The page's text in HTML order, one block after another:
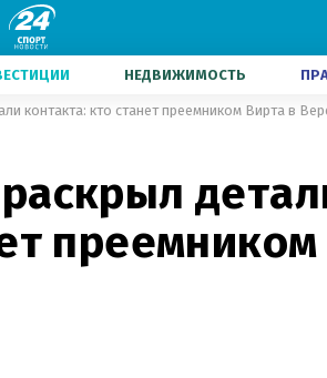
НЕДВИЖИМОСТЬ
контакта: кто станет преемником Вирта в